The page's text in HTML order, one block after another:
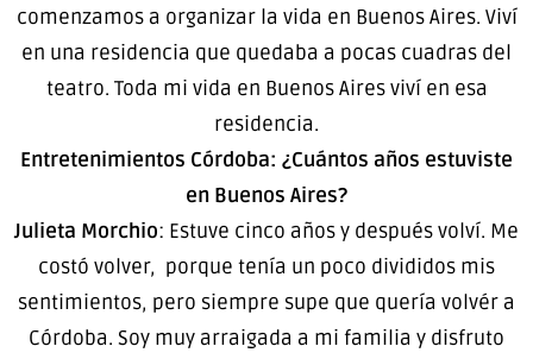
comenzamos a organizar la vida en Buenos Aires. Viví
en una residencia que quedaba a pocas cuadras del
teatro. Toda mi vida en Buenos Aires viví en esa
residencia.
Entretenimientos Córdoba: ¿Cuántos años estuviste
en Buenos Aires?
Julieta Morchio: Estuve cinco años y después volví. Me
costó volver, porque tenía un poco divididos mis
sentimientos, pero siempre supe que quería volvér a
Córdoba. Soy muy arraigada a mi familia y disfruto